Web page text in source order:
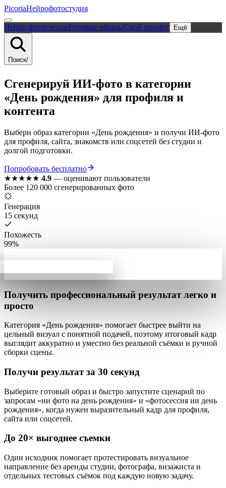
PicoriaНейрофотостудия
Нейро-фотосессииГотовые образыСвой промпт Ещё
Поиск/
Сгенерируй ИИ-фото в категории
«День рождения» для профиля и
контента
Выбери образ категории «День рождения» и получи ИИ-фото
для профиля, сайта, знакомств или соцсетей без студии и
долгой подготовки.
Попробовать бесплатно
★★★★★ 4.9 — оценивают пользователи
Более 120 000 сгенерированных фото
Генерация
15 секунд
Похожесть
99%
Получить профессиональный результат легко и
просто
Категория «День рождения» помогает быстрее выйти на
цельный визуал с понятной подачей, поэтому итоговый кадр
выглядит аккуратно и уместно без реальной съёмки и ручной
сборки сцены.
Получи результат за 30 секунд
Выберите готовый образ и быстро запустите сценарий по
запросам «ии фото на день рождения» и «фотосессия ии день
рождения», когда нужен выразительный кадр для профиля,
сайта или соцсетей.
До 20× выгоднее съемки
Один исходник помогает протестировать визуальное
направление без аренды студии, фотографа, визажиста и
отдельных тестовых съёмок под каждую новую задачу.